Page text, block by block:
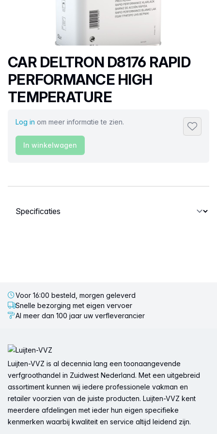
Productnaam
CAR DELTRON D8176 RAPID
PERFORMANCE HIGH
TEMPERATURE
Log in om meer informatie te zien.
In winkelwagen
Selecteer een tabblad
Voor 16:00 besteld, morgen geleverd
Snelle bezorging met eigen vervoer
Al meer dan 100 jaar uw verfleverancier
Luijten-VVZ is al decennia lang een toonaangevende
verfgroothandel in Zuidwest Nederland. Met een uitgebreid
assortiment kunnen wij iedere professionele vakman en
retailer voorzien van de juiste producten. Luijten-VVZ kent
meerdere afdelingen met ieder hun eigen specifieke
kenmerken waarbij kwaliteit en service altijd leidend zijn.